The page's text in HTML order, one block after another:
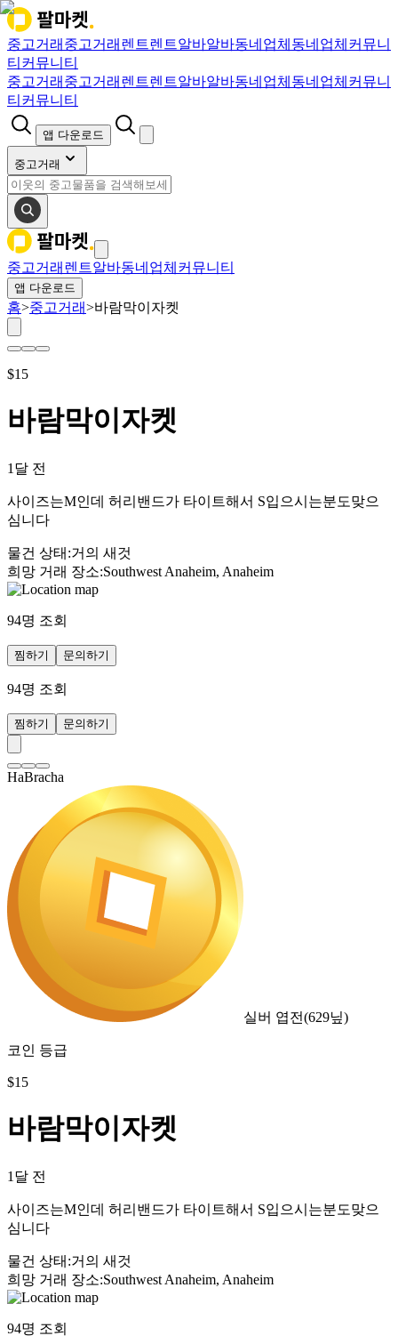
중고거래 중고거래 렌트렌트알바알바동네업체 동네업체 커뮤니
티 커뮤니티
중고거래 중고거래 렌트렌트알바알바동네업체 동네업체 커뮤니
티 커뮤니티
앱 다운로드
중고거래
중고거래 렌트알바동네업체 커뮤니티
앱 다운로드
홈>중고거래>바람막이자켓
$15
바람막이자켓
1달 전
사이즈는M인데 허리밴드가 타이트해서 S입으시는분도맞으
심니다
물건 상태 :거의 새것
희망 거래 장소:Southwest Anaheim, Anaheim
94명 조회
찜하기 문의하기
94명 조회
찜하기 문의하기
HaBracha
실버 엽전(629닢)
코인 등급
$15
바람막이자켓
1달 전
사이즈는M인데 허리밴드가 타이트해서 S입으시는분도맞으
심니다
물건 상태 :거의 새것
희망 거래 장소:Southwest Anaheim, Anaheim
94명 조회